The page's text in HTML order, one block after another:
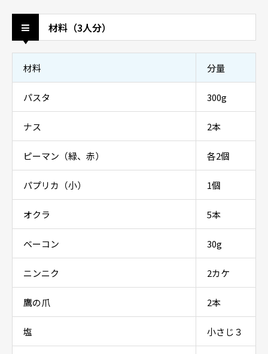
材料（3人分）
材料 分量
パスタ 300g
ナス 2本
ピーマン（緑、赤） 各2個
パプリカ（小） 1個
オクラ 5本
ベーコン 30g
ニンニク 2カケ
鷹の爪 2本
塩 小さじ３